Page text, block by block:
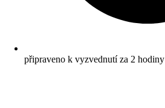
připraveno k vyzvednutí za 2 hodiny